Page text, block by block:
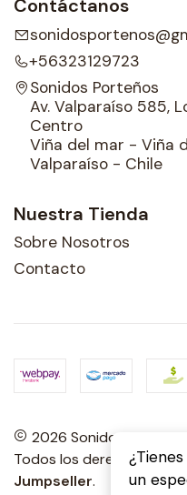
Contáctanos
+56323129723
Sonidos Porteños
Av. Valparaíso 585,
Centro
Viña del mar - Viña
Valparaíso - Chile
Nuestra Tienda
Sobre Nosotros
Contacto
2026 Sonidos Porteños.
Todos los derechos
Jumpseller.
un